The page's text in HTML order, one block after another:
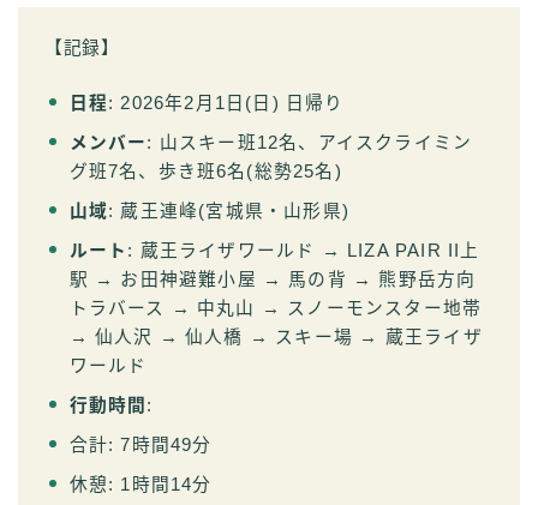
【記録】
日程: 2026年2月1日(日) 日帰り
メンバー: 山スキー班12名、アイスクライミン
グ班7名、歩き班6名(総勢25名)
山域: 蔵王連峰(宮城県・山形県)
ルート : 蔵王ライザワールド → LIZA PAIR II上
駅 → お田神避難小屋 → 馬の背 → 熊野岳方向
トラバース → 中丸山 → スノーモンスター地帯
→ 仙人沢 → 仙人橋 → スキー場 → 蔵王ライザ
ワールド
行動時間 :
合計: 7時間49分
休憩: 1時間14分